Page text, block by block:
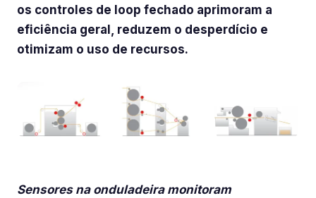
os controles de loop fechado aprimoram a
eficiência geral, reduzem o desperdício e
otimizam o uso de recursos.
Sensores na onduladeira monitoram